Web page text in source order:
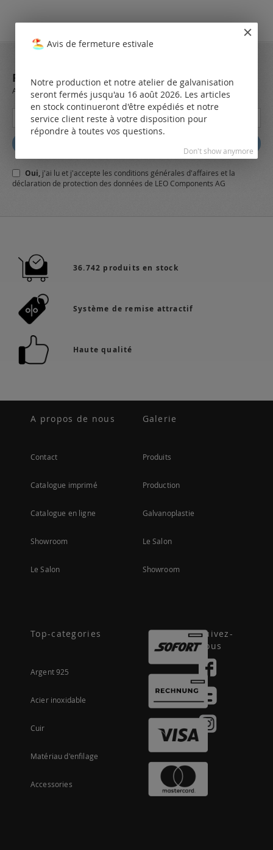
REJOIGNEZ NOTRE NEWSLETTER
Always stay up to date and find out what's new from the very first hand.
Inscription
notre
lettre
d’information
:
Oui, j'ai lu et j'accepte les conditions générales d'affaires et la
déclaration de protection des données de LEO Components AG
36.742 produits en stock
Système de remise attractif
Haute qualité
A propos de nous
Contact
Catalogue imprimé
Catalogue en ligne
Showroom
Le Salon
Galerie
Produits
Production
Galvanoplastie
Le Salon
Showroom
Top-categories
Argent 925
Acier inoxidable
Cuir
Matériau d'enfilage
Accessories
Suivez-
nous
Avis de fermeture estivale
Notre production et notre atelier de galvanisation
seront fermés jusqu'au 16 août 2026. Les articles
en stock continueront d'être expédiés et notre
service client reste à votre disposition pour
répondre à toutes vos questions.
Don't show anymore